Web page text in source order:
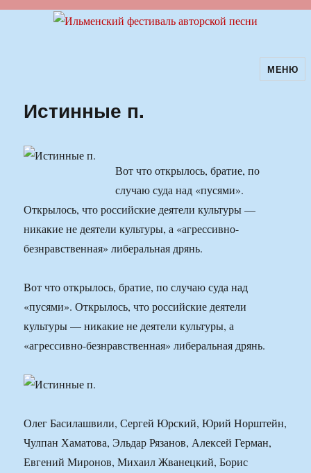
Ильменский фестиваль авторскойМЕНЮ
Истинные п.
Вот что открылось, братие, по
случаю суда над «пусями».
Открылось, что российские деятели культуры —
никакие не деятели культуры, а «агрессивно-
безнравственная» либеральная дрянь.
Вот что открылось, братие, по случаю суда над
«пусями». Открылось, что российские деятели
культуры — никакие не деятели культуры, а
«агрессивно-безнравственная» либеральная дрянь.
Олег Басилашвили, Сергей Юрский, Юрий Норштейн,
Чулпан Хаматова, Эльдар Рязанов, Алексей Герман,
Евгений Миронов, Михаил Жванецкий, Борис